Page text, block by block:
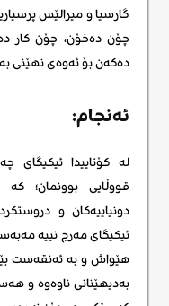
گارسیا و میرالێس
چۆن دەخۆن، چۆن کار
دەکەن بۆ ئەوەی نهێنی
ئەنجام:
لە کۆتاییدا ئیکیگای
قووڵایی بوونمان؛ کە
دونیاییەکان و
ئیکیگای مەرج نییە
هێواش و بە ئەنقەست
بەدیهێنانی ناوەوە و